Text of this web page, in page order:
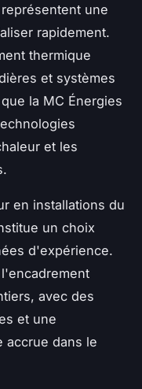
une
rapidement.
thermique
et systèmes
la MC Énergies
et les
en installations du
un choix
d'expérience.
avec des
et une
accrue dans le